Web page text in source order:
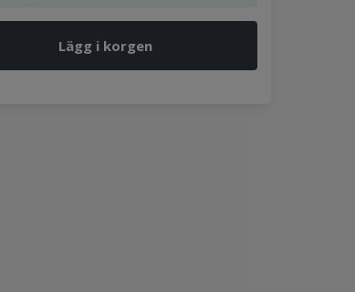
Lägg i korgen